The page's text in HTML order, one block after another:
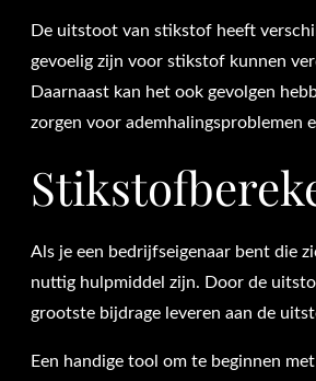
De uitstoot van stikstof heeft
gevoelig zijn voor stikstof kunnen
Daarnaast kan het ook gevolgen
zorgen voor ademhalingsproblemen
Als je een bedrijfseigenaar bent die
nuttig hulpmiddel zijn. Door de
grootste bijdrage leveren aan de
Een handige tool om te beginnen